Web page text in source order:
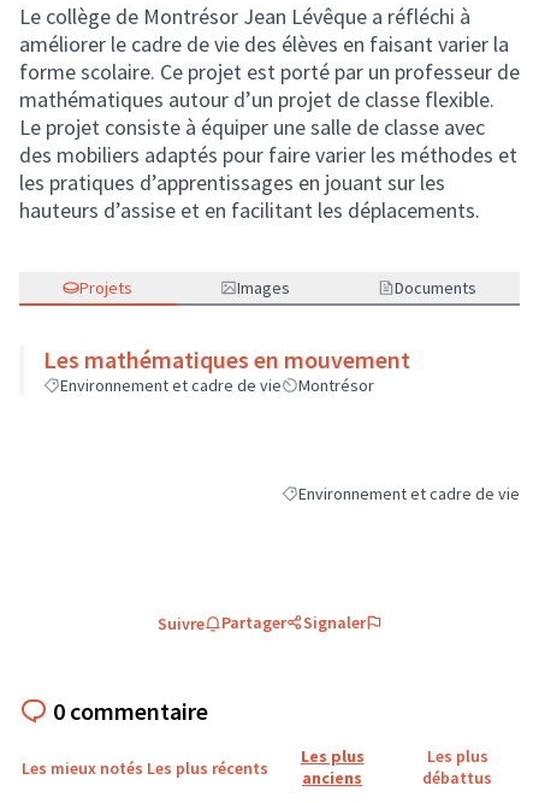
Le collège de Montrésor Jean Lévêque a réfléchi à
améliorer le cadre de vie des élèves en faisant varier la
forme scolaire. Ce projet est porté par un professeur de
mathématiques autour d’un projet de classe flexible.
Le projet consiste à équiper une salle de classe avec
des mobiliers adaptés pour faire varier les méthodes et
les pratiques d’apprentissages en jouant sur les
hauteurs d’assise et en facilitant les déplacements.
Projets Images Documents
Les mathématiques en mouvement
Environnement et cadre de vie Montrésor
Filtrer les résultats de la catégorie
Environnement et cadre de vie
Suivre Partager Signaler
0 commentaire
Les mieux notés Les plus récents
Les plus
anciens
Les plus
débattus